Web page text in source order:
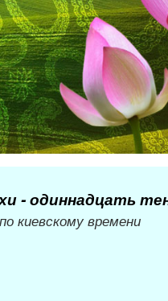
- одиннадцать
киевскому времени